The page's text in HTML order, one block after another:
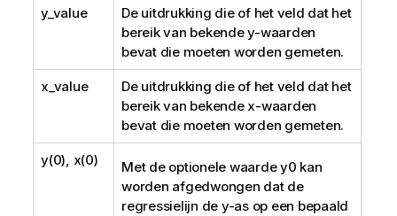
y_value
De uitdrukking die of het veld dat het
bereik van bekendey-waarden
bevat die moeten worden gemeten.
x_value
De uitdrukking die of het veld dat het
bereik van bekende x-waarden
bevat die moeten worden gemeten.
y(0), x(0) Met de optionele waardey0 kan
worden afgedwongen dat de
regressielijn de y-as op een bepaald